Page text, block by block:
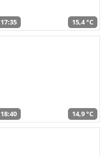
17:35 15,4 °C
18:40 14,9 °C